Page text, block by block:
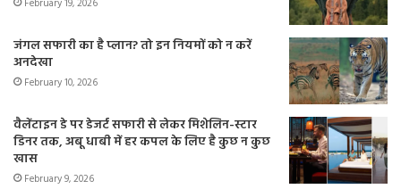
February 19, 2026
जंगल सफारी का है प्लान? तो इन नियमों को न करें
अनदेखा
February 10, 2026
वैलेंटाइन डे पर डेजर्ट सफारी से लेकर मिशेलिन-स्टार
डिनर तक, अबू धाबी में हर कपल के लिए है कुछ न कुछ
खास
February 9, 2026